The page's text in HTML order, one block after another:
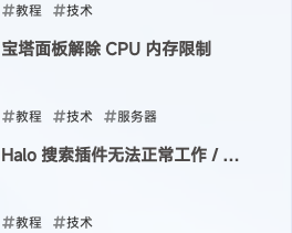
教程 技术
2024-11-17
宝塔面板解除 CPU 内存限制
教程 技术 服务器
2024-06-19
Halo 搜索插件无法正常工作 / 使
教程 技术